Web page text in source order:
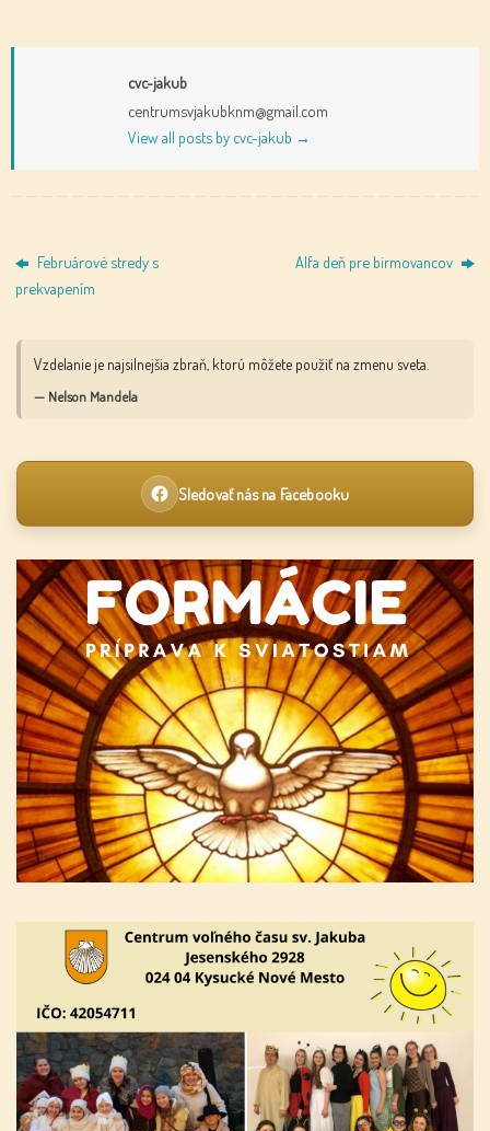
cvc-jakub
centrumsvjakubknm@gmail.com
View all posts by cvc-jakub →
Februárové stredy s
prekvapením
Alfa deň pre birmovancov
Vzdelanie je najsilnejšia zbraň, ktorú môžete použiť na zmenu sveta.
— Nelson Mandela
Sledovať nás na Facebooku